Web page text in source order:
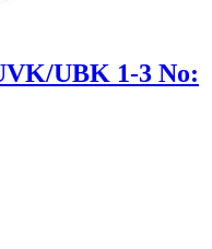
UBK 1-3 No: